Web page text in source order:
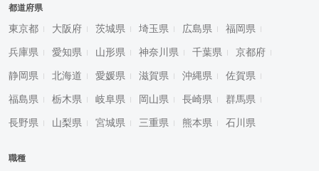
都道府県
東京都 大阪府 茨城県 埼玉県 広島県 福岡県
兵庫県 愛知県 山形県 神奈川県 千葉県 京都府
静岡県 北海道 愛媛県 滋賀県 沖縄県 佐賀県
福島県 栃木県 岐阜県 岡山県 長崎県 群馬県
長野県 山梨県 宮城県 三重県 熊本県 石川県
職種